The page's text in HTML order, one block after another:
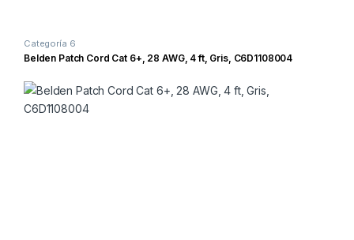
Categoría 6
Belden Patch Cord Cat 6+, 28 AWG, 4 ft, Gris, C6D1108004